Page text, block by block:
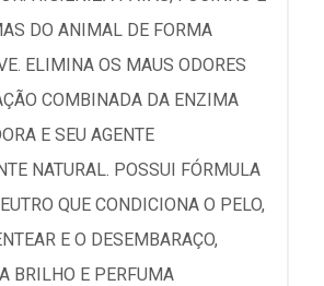
DO ANIMAL DE FORMA
ELIMINA OS MAUS ODORES
COMBINADA DA ENZIMA
E SEU AGENTE
NATURAL. POSSUI FÓRMULA
QUE CONDICIONA O PELO,
E O DESEMBARAÇO,
BRILHO E PERFUMA